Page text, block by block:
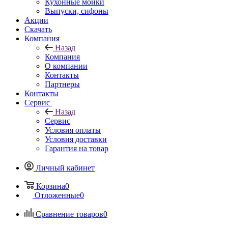
Кухонные мойки
Выпуски, сифоны
Акции
Скачать
Компания
Назад
Компания
О компании
Контакты
Партнеры
Контакты
Сервис
Назад
Сервис
Условия оплаты
Условия доставки
Гарантия на товар
Личный кабинет
Корзина0
Отложенные0
Сравнение товаров0